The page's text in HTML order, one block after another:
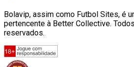
Bolavip, assim como Futbol Sites, é
pertencente à Better Collective.
reservados.